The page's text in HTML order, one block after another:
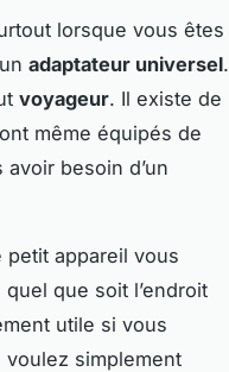
lorsque vous êtes
adaptateur universel.
voyageur. Il existe de
même équipés de
besoin d’un
appareil vous
que soit l’endroit
utile si vous
simplement